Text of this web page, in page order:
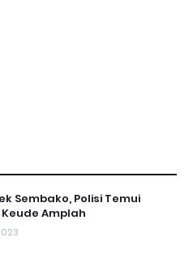
Sembako, Polisi Temui
Amplah